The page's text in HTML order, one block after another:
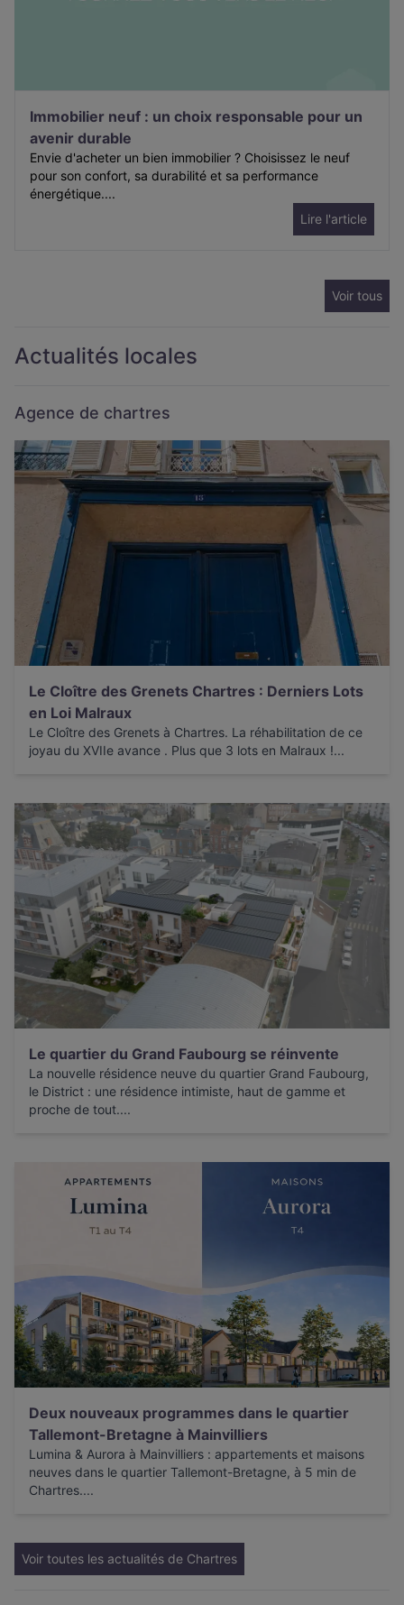
Immobilier neuf : un choix responsable pour un
avenir durable
Envie d'acheter un bien immobilier ? Choisissez le neuf
pour son confort, sa durabilité et sa performance
énergétique....
Lire l'article
Voir tous
Actualités locales
Agence de chartres
Le Cloître des Grenets Chartres : Derniers Lots
en Loi Malraux
Le Cloître des Grenets à Chartres. La réhabilitation de ce
joyau du XVIIe avance . Plus que 3 lots en Malraux !...
Le quartier du Grand Faubourg se réinvente
La nouvelle résidence neuve du quartier Grand Faubourg,
le District : une résidence intimiste, haut de gamme et
proche de tout....
Deux nouveaux programmes dans le quartier
Tallemont-Bretagne à Mainvilliers
Lumina & Aurora à Mainvilliers : appartements et maisons
neuves dans le quartier Tallemont-Bretagne, à 5 min de
Chartres....
Voir toutes les actualités de Chartres